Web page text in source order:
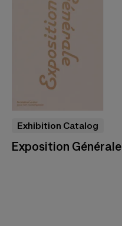
Exhibition Catalog
Exposition Générale